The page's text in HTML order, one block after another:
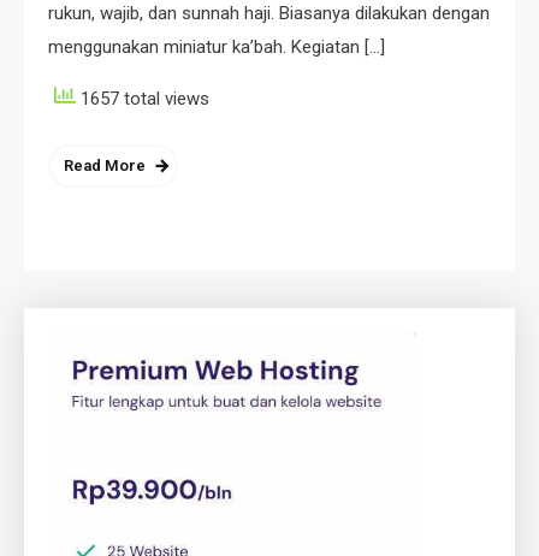
rukun, wajib, dan sunnah haji. Biasanya dilakukan dengan
menggunakan miniatur ka’bah. Kegiatan […]
1657 total views
Read More